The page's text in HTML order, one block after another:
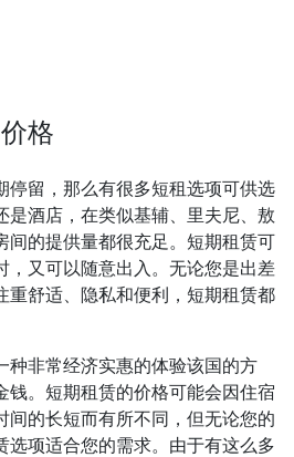
格
停留，那么有很多短租选项可供选
是酒店，在类似基辅、里夫尼、敖
间的提供量都很充足。短期租赁可
，又可以随意出入。无论您是出差
重舒适、隐私和便利，短期租赁都
种非常经济实惠的体验该国的方
钱。短期租赁的价格可能会因住宿
间的长短而有所不同，但无论您的
选项适合您的需求。由于有这么多